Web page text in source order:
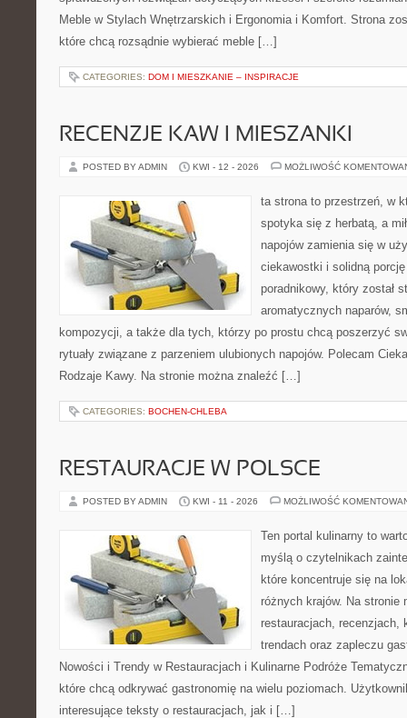
Meble w Stylach Wnętrzarskich i Ergonomia i Komfort. Strona
które chcą rozsądnie wybierać meble […]
CATEGORIES: DOM I MIESZKANIE – INSPIRACJE
RECENZJE KAW I MIESZANKI
POSTED BY ADMIN KWI - 12 - 2026 MOŻLIWOŚĆ
ta strona to przestrzeń, w
spotyka się z herbatą, a
napojów zamienia się w
ciekawostki i solidną
poradnikowy, który został
aromatycznych naparów,
kompozycji, a także dla tych, którzy po prostu chcą poszerzyć
rytuały związane z parzeniem ulubionych napojów. Polecam
Rodzaje Kawy. Na stronie można znaleźć […]
CATEGORIES: BOCHEN-CHLEBA
RESTAURACJE W POLSCE
POSTED BY ADMIN KWI - 11 - 2026 MOŻLIWOŚĆ
Ten portal kulinarny to
myślą o czytelnikach
które koncentruje się na
różnych krajów. Na stronie
restauracjach, recenzjach,
trendach oraz zapleczu
Nowości i Trendy w Restauracjach i Kulinarne Podróże
które chcą odkrywać gastronomię na wielu poziomach.
interesujące teksty o restauracjach, jak i […]